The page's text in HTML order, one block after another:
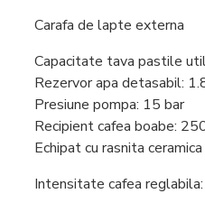
Storcatoare
Carafa de lapte externa
Capacitate tava pastile
Rezervor apa detasabil:
Presiune pompa: 15 bar
Recipient cafea boabe:
Echipat cu rasnita
Intensitate cafea